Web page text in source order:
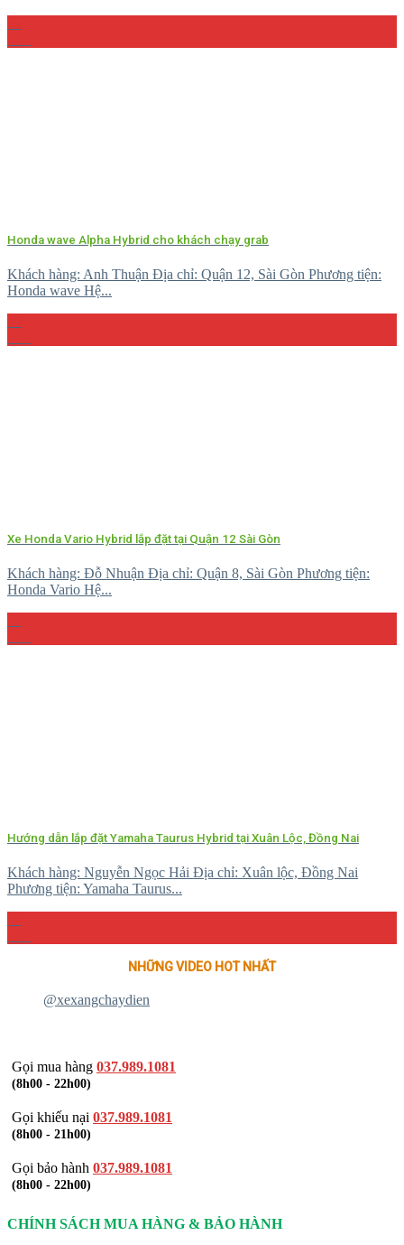
Honda wave Alpha Hybrid cho khách chạy grab
Khách hàng: Anh Thuận Địa chỉ: Quận 12, Sài Gòn Phương tiện:
Honda wave Hệ...
Xe Honda Vario Hybrid lắp đặt tại Quận 12 Sài Gòn
Khách hàng: Đỗ Nhuận Địa chỉ: Quận 8, Sài Gòn Phương tiện:
Honda Vario Hệ...
Hướng dẫn lắp đặt Yamaha Taurus Hybrid tại Xuân Lộc, Đồng Nai
Khách hàng: Nguyễn Ngọc Hải Địa chỉ: Xuân lộc, Đồng Nai
Phương tiện: Yamaha Taurus...
NHỮNG VIDEO HOT NHẤT
@xexangchaydien
Gọi mua hàng 037.989.1081
(8h00 - 22h00)
Gọi khiếu nại 037.989.1081
(8h00 - 21h00)
Gọi bảo hành 037.989.1081
(8h00 - 22h00)
CHÍNH SÁCH MUA HÀNG & BẢO HÀNH